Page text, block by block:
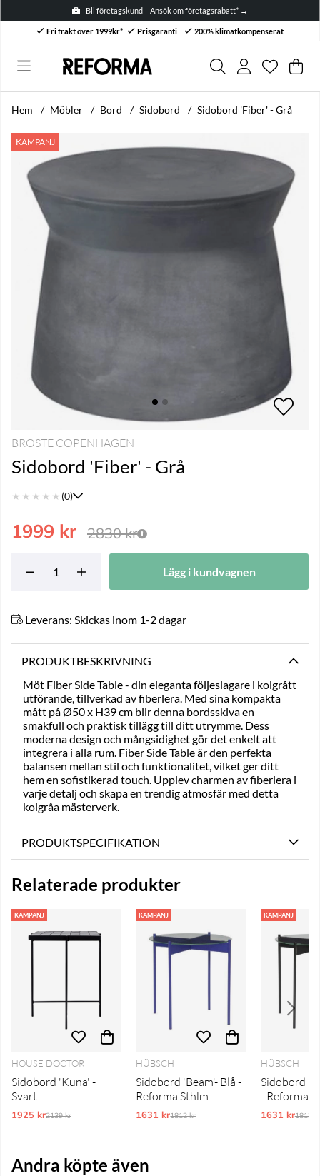
Bli företagskund – Ansök om företagsrabatt* →
Fri frakt över 1999kr* Prisgaranti 200% klimatkompenserat
Antal i
. .
Hem Möbler Bord Sidobord Sidobord 'Fiber' - Grå
KAMPANJ
Produktbilder Sidobord 'Fiber' - Grå
BROSTE COPENHAGEN
Sidobord 'Fiber' - Grå
★ ★ ★ ★ ★ (0)
2830kr
1999 kr
Lägg i kundvagnen
Leverans: Skickas inom 1-2 dagar
PRODUKTBESKRIVNING
Möt Fiber Side Table - din eleganta följeslagare i kolgrått
utförande, tillverkad av fiberlera. Med sina kompakta
mått på Ø50 x H39 cm blir denna bordsskiva en
smakfull och praktisk tillägg till ditt utrymme. Dess
moderna design och mångsidighet gör det enkelt att
integrera i alla rum. Fiber Side Table är den perfekta
balansen mellan stil och funktionalitet, vilket ger ditt
hem en sofistikerad touch. Upplev charmen av fiberlera i
varje detalj och skapa en trendig atmosfär med detta
kolgråa mästerverk.
PRODUKTSPECIFIKATION
Relaterade produkter
KAMPANJ
HOUSE DOCTOR
Sidobord 'Kuna' -
Svart
1925 krOrdinarie pris:
2139 kr
KAMPANJ
HÜBSCH
Sidobord 'Beam'- Blå -
Reforma Sthlm
1631 krOrdinarie pris:
1812 kr
KAMPANJ
HÜBSCH
Sidobord
- Reforma
1631 kr1812 kr
Andra köpte även